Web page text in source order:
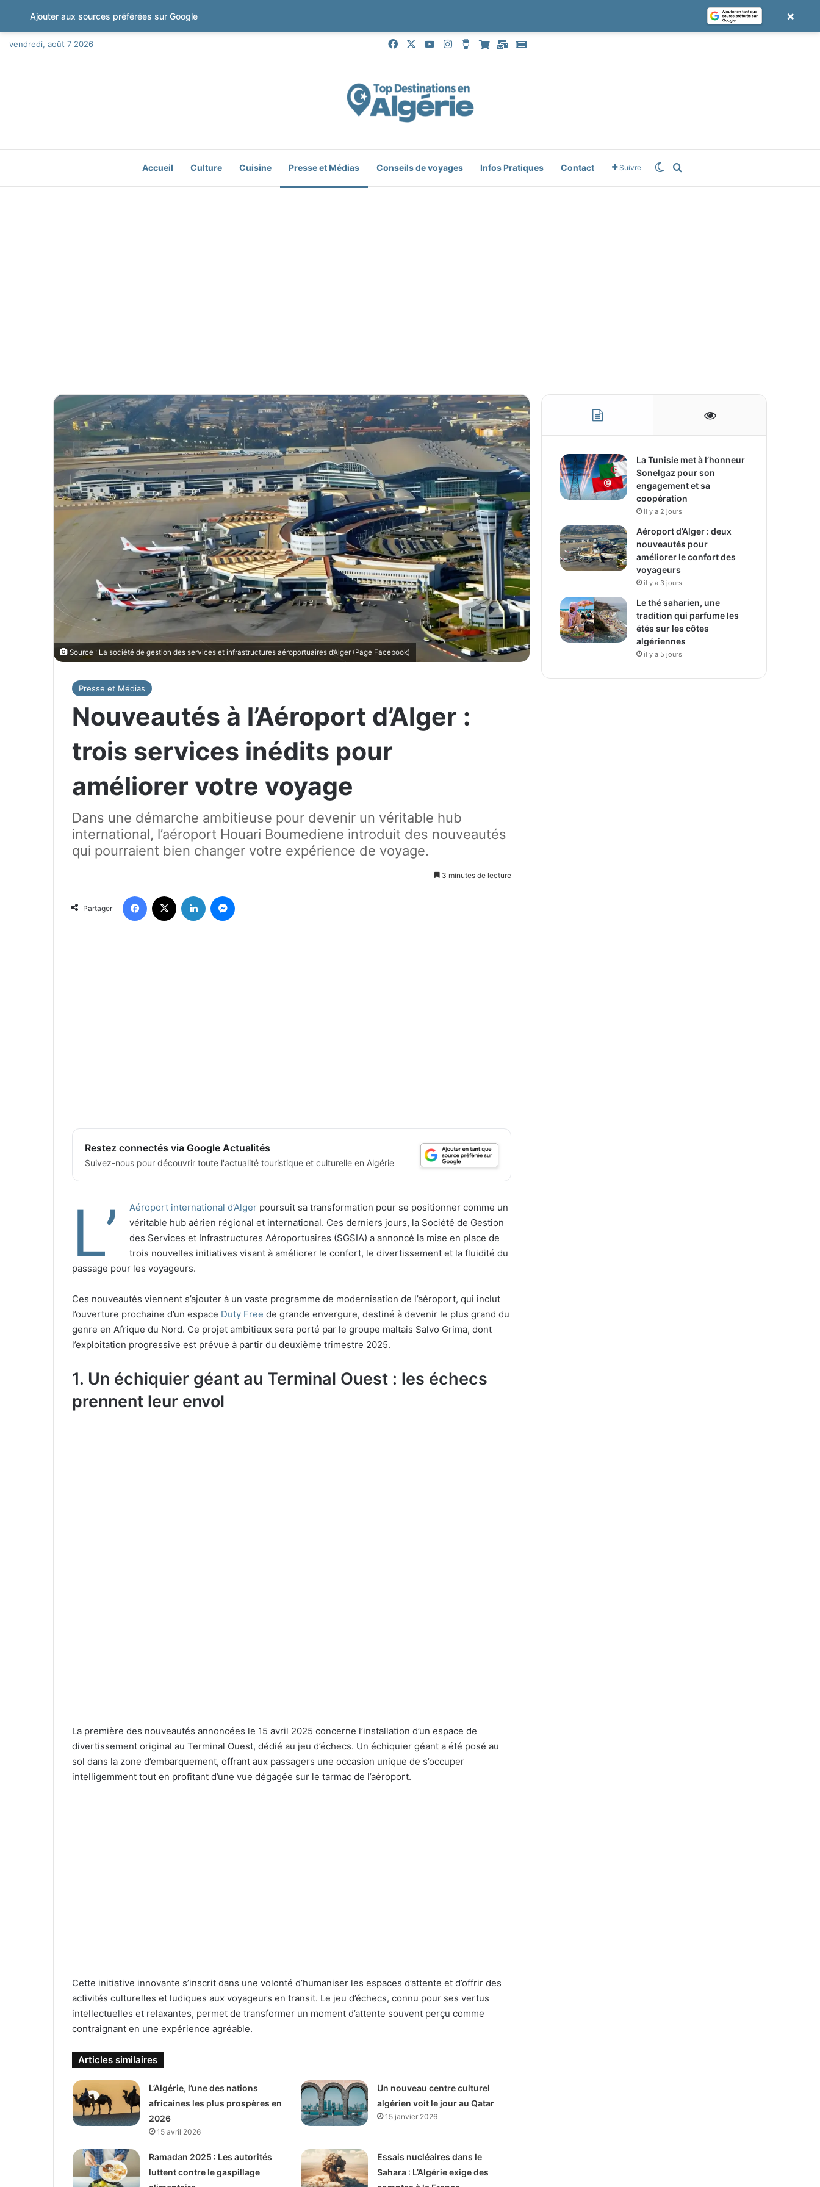
vendredi, août 7 2026 FacebookYouTubeInstagramBuy Me a Coffee
Boutique
MailGoogle News
Accueil Culture Cuisine Presse et Médias Conseils de voyages Infos Pratiques Contact Suivre Switch skin
Source : La société de gestion des services et infrastructures aéroportuaires d’Alger (Page Facebook)
Presse et Médias
Nouveautés à l’Aéroport d’Alger :
trois services inédits pour
améliorer votre voyage
Dans une démarche ambitieuse pour devenir un véritable hub
international, l’aéroport Houari Boumediene introduit des nouveautés
qui pourraient bien changer votre expérience de voyage.
3 minutes de lecture
Partager
Restez connectés via Google Actualités
Suivez-nous pour découvrir toute l'actualité touristique et culturelle en Algérie
L’ Aéroport international d’Alger poursuit sa transformation pour se positionner comme un
véritable hub aérien régional et international. Ces derniers jours, la Société de Gestion
des Services et Infrastructures Aéroportuaires (SGSIA) a annoncé la mise en place de
trois nouvelles initiatives visant à améliorer le confort, le divertissement et la fluidité du
passage pour les voyageurs.
Ces nouveautés viennent s’ajouter à un vaste programme de modernisation de l’aéroport, qui inclut
l’ouverture prochaine d’un espace Duty Free de grande envergure, destiné à devenir le plus grand du
genre en Afrique du Nord. Ce projet ambitieux sera porté par le groupe maltais Salvo Grima, dont
l’exploitation progressive est prévue à partir du deuxième trimestre 2025.
1. Un échiquier géant au Terminal Ouest : les échecs
prennent leur envol
La première des nouveautés annoncées le 15 avril 2025 concerne l’installation d’un espace de
divertissement original au Terminal Ouest, dédié au jeu d’échecs. Un échiquier géant a été posé au
sol dans la zone d’embarquement, offrant aux passagers une occasion unique de s’occuper
intelligemment tout en profitant d’une vue dégagée sur le tarmac de l’aéroport.
Cette initiative innovante s’inscrit dans une volonté d’humaniser les espaces d’attente et d’offrir des
activités culturelles et ludiques aux voyageurs en transit. Le jeu d’échecs, connu pour ses vertus
intellectuelles et relaxantes, permet de transformer un moment d’attente souvent perçu comme
contraignant en une expérience agréable.
Articles similaires
L’Algérie, l’une des nations
africaines les plus prospères en
2026
15 avril 2026
Un nouveau centre culturel
algérien voit le jour au Qatar
15 janvier 2026
Ramadan 2025 : Les autorités
luttent contre le gaspillage
Essais nucléaires dans le
Sahara : L’Algérie exige des
La Tunisie met à l’honneur
Sonelgaz pour son
engagement et sa
coopération
il y a 2 jours
Aéroport d’Alger : deux
nouveautés pour
améliorer le confort des
voyageurs
il y a 3 jours
Le thé saharien, une
tradition qui parfume les
étés sur les côtes
algériennes
il y a 5 jours
Ajouter aux sources préférées sur Google ×